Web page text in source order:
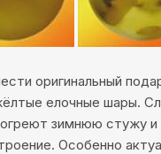
оригинальный
елочные шары.
зимнюю стужу и
Особенно